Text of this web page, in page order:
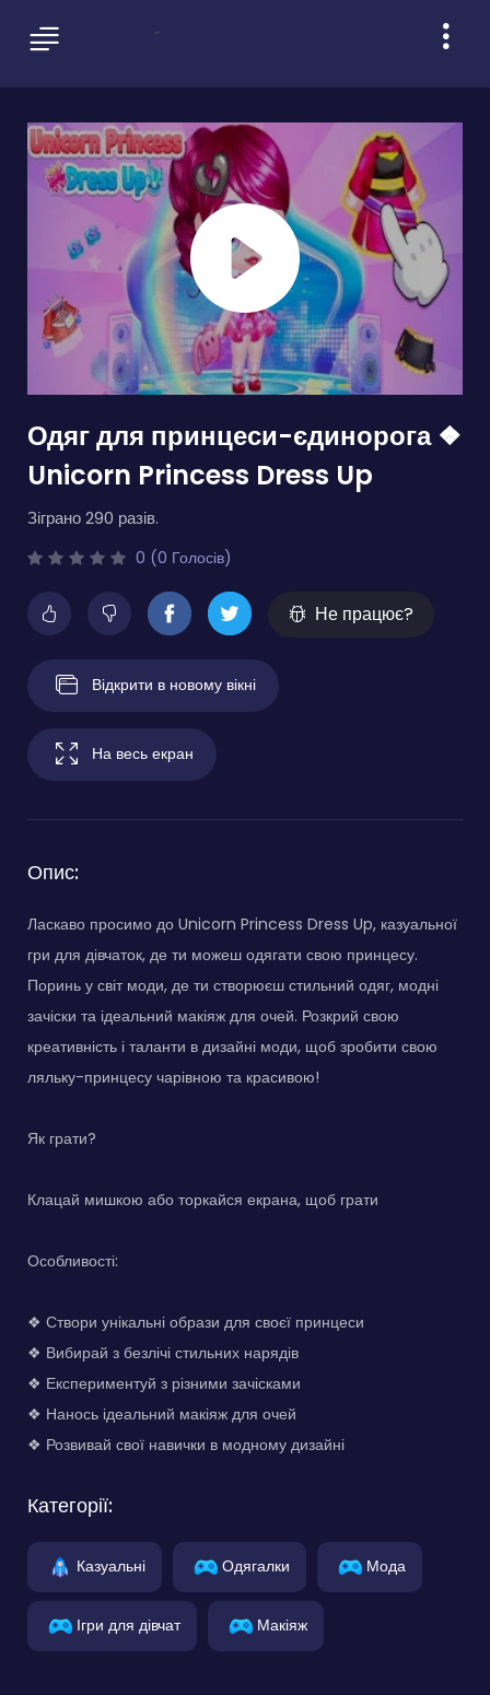
Одяг для принцеси-єдинорога ❖
Unicorn Princess Dress Up
Зіграно 290 разів.
0 (0 Голосів)
Не працює?
Відкрити в новому вікні
На весь екран
Опис:
Ласкаво просимо до Unicorn Princess Dress Up, казуальної
гри для дівчаток, де ти можеш одягати свою принцесу.
Поринь у світ моди, де ти створюєш стильний одяг, модні
зачіски та ідеальний макіяж для очей. Розкрий свою
креативність і таланти в дизайні моди, щоб зробити свою
ляльку-принцесу чарівною та красивою!
Як грати?
Клацай мишкою або торкайся екрана, щоб грати
Особливості:
❖ Створи унікальні образи для своєї принцеси
❖ Вибирай з безлічі стильних нарядів
❖ Експериментуй з різними зачісками
❖ Нанось ідеальний макіяж для очей
❖ Розвивай свої навички в модному дизайні
Категорії:
Казуальні Одягалки Мода
Ігри для дівчат Макіяж